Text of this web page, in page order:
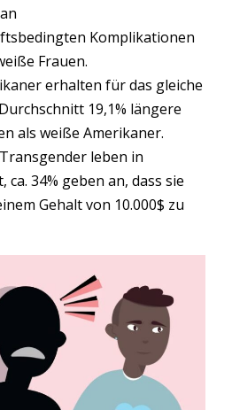
Komplikationen
Frauen.
erhalten für das gleiche
19,1% längere
als weiße Amerikaner.
leben in
34% geben an, dass sie
Gehalt von 10.000$ zu